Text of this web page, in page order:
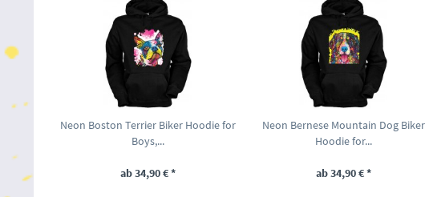
Neon Boston Terrier Biker Hoodie for
Boys,...
ab 34,90 € *
Neon Bernese Mountain Dog Biker
Hoodie for...
ab 34,90 € *